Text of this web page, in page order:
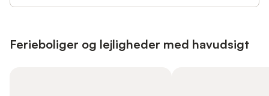
Ferieboliger og lejligheder med havudsigt